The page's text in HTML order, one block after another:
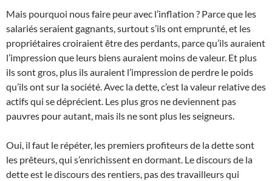
Mais pourquoi nous faire peur avec l’inflation ? Parce que les
salariés seraient gagnants, surtout s’ils ont emprunté, et les
propriétaires croiraient être des perdants, parce qu’ils auraient
l’impression que leurs biens auraient moins de valeur. Et plus
ils sont gros, plus ils auraient l’impression de perdre le poids
qu’ils ont sur la société. Avec la dette, c’est la valeur relative des
actifs qui se déprécient. Les plus gros ne deviennent pas
pauvres pour autant, mais ils ne sont plus les seigneurs.
Oui, il faut le répéter, les premiers profiteurs de la dette sont
les prêteurs, qui s’enrichissent en dormant. Le discours de la
dette est le discours des rentiers, pas des travailleurs qui